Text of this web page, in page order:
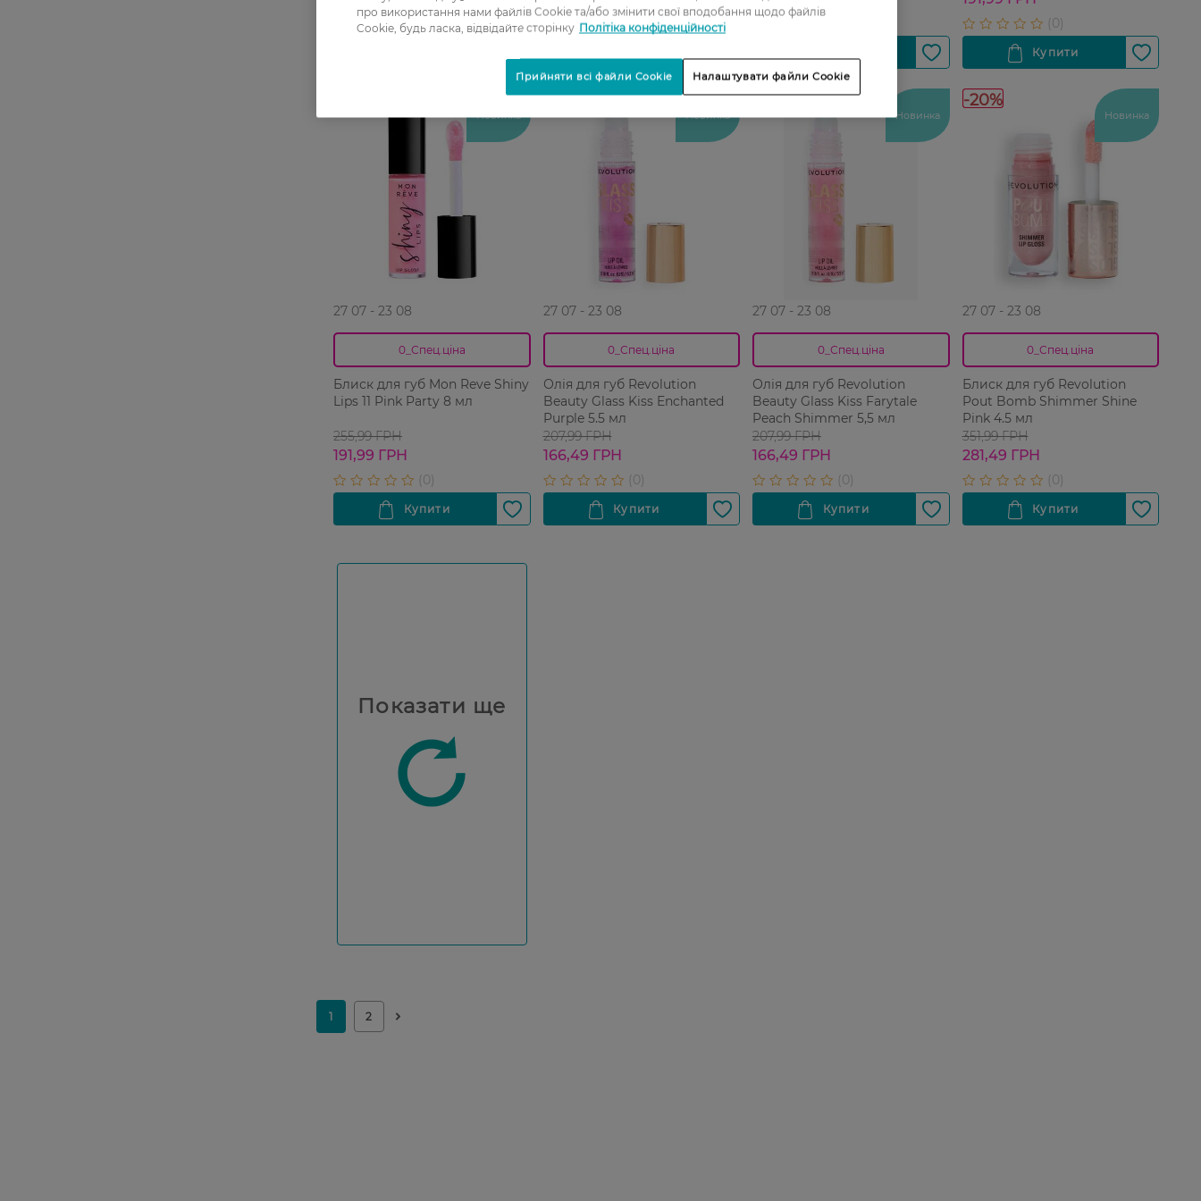
Новинка
27 07 - 23 08
0_Спец.ціна
Блиск для губ Mon Reve Shiny
Lips 11 Pink Party 8 мл
255,99 ГРН
191,99 ГРН
-20%
Новинка
27 07 - 23 08
0_Спец.ціна
Олія для губ Revolution
Beauty Glass Kiss Enchanted
Purple 5.5 мл
207,99 ГРН
166,49 ГРН
-20%
Новинка
27 07 - 23 08
0_Спец.ціна
Олія для губ Revolution
Beauty Glass Kiss Farytale
Peach Shimmer 5,5 мл
207,99 ГРН
166,49 ГРН
-20%
Новинка
27 07 - 23 08
0_Спец.ціна
Блиск для губ Revolution
Pout Bomb Shimmer Shine
Pink 4.5 мл
351,99 ГРН
281,49 ГРН
Показати ще
про використання нами файлів Cookie та/або змінити свої вподобання щодо файлів
Cookie, будь ласка, відвідайте сторінку Політіка конфіденційності
Налаштувати файли Cookie
Прийняти всі файли Cookie